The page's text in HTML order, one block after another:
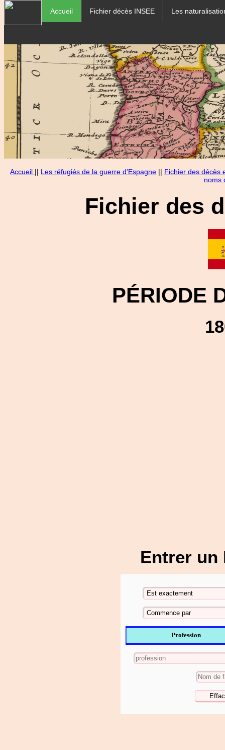
Accueil Fichier décès INSEE Les
Accueil || Les réfugiés de la guerre d'Espagne || Fichier des décès
noms
Fichier des
PÉRIODE
Entrer un
Profession